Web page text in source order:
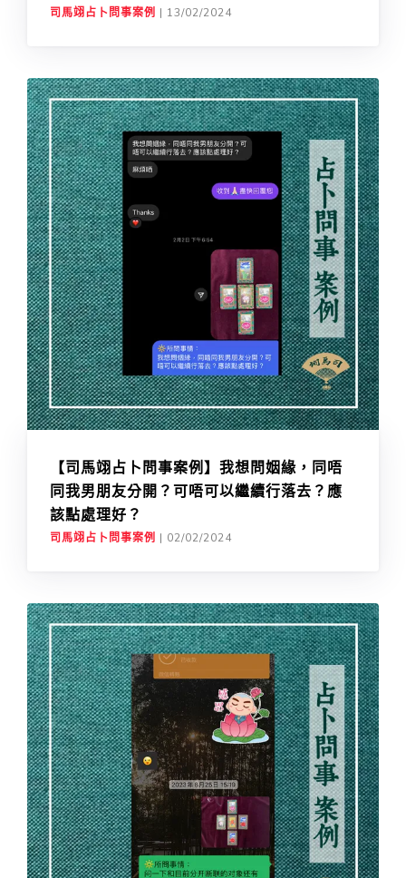
司馬翊占卜問事案例 | 13/02/2024
【司馬翊占卜問事案例】我想問姻緣，同唔
同我男朋友分開？可唔可以繼續行落去？應
該點處理好？
司馬翊占卜問事案例 | 02/02/2024